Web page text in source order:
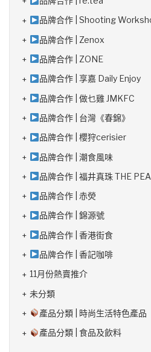
品牌合作 | Shooting
品牌合作 | Zenox
品牌合作 | ZONE
品牌合作 | 享嘉 Daily Enjoy
品牌合作 | 做乜雞 JMKFC
品牌合作 | 台灣《春錦》
品牌合作 | 櫻狩cerisier
品牌合作 | 潮食風味
品牌合作 | 福井真珠 THE
品牌合作 | 赤熒
品牌合作 | 錦源號
品牌合作 | 香港街食
品牌合作 | 香記咖啡
11月份熱賣推介
未分類
產品分類 | 時尚生活特色產品
產品分類 | 食品及飲料